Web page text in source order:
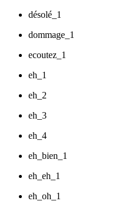
désolé_1
dommage_1
ecoutez_1
eh_1
eh_2
eh_3
eh_4
eh_bien_1
eh_eh_1
eh_oh_1